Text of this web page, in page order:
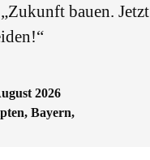
bauen. Jetzt
2026
Bayern,